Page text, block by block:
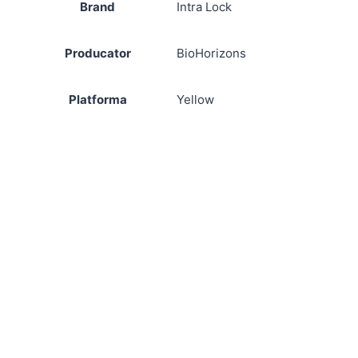
Brand Intra Lock
Producator BioHorizons
Platforma Yellow